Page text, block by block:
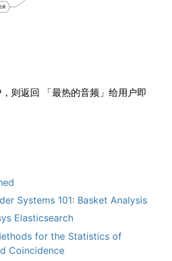
师
则返回 「最热的音频」给用户即
Systems 101: Basket Analysis
Elasticsearch
for the Statistics of
Coincidence